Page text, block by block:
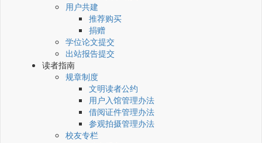
用户共建
推荐购买
捐赠
学位论文提交
出站报告提交
读者指南
规章制度
文明读者公约
用户入馆管理办法
借阅证件管理办法
参观拍摄管理办法
校友专栏